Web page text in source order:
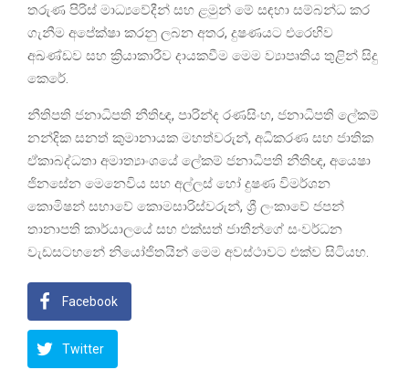
තරුණ පිරිස් මාධ්‍යවේදීන් සහ ළමුන් මේ සඳහා සම්බන්ධ කර
ගැනීම අපේක්ෂා කරනු ලබන අතර, දුෂණයට එරෙහිව
අඛණ්ඩව සහ ක්‍රියාකාරීව දායකවීම මෙම ව්‍යාපෘතිය තුළින් සිදු
කෙරේ.
නීතිපති ජනාධිපති නීතිඥ, පාරින්ද රණසිංහ, ජනාධිපති ලේකම්
නන්දික සනත් කුමානායක මහත්වරුන්, අධිකරණ සහ ජාතික
ඒකාබද්ධතා අමාත්‍යාංශයේ ලේකම් ජනාධිපති නීතිඥ, අයෙෂා
ජිනසේන මෙනෙවිය සහ අල්ලස් හෝ දුෂණ විමර්ශන
කොමිෂන් සභාවේ කොමසාරිස්වරුන්, ශ්‍රී ලංකාවේ ජපන්
තානාපති කාර්යාලයේ සහ එක්සත් ජාතීන්ගේ සංවර්ධන
වැඩසටහනේ නියෝජිතයින් මෙම අවස්ථාවට එක්ව සිටියහ.
Facebook
Twitter